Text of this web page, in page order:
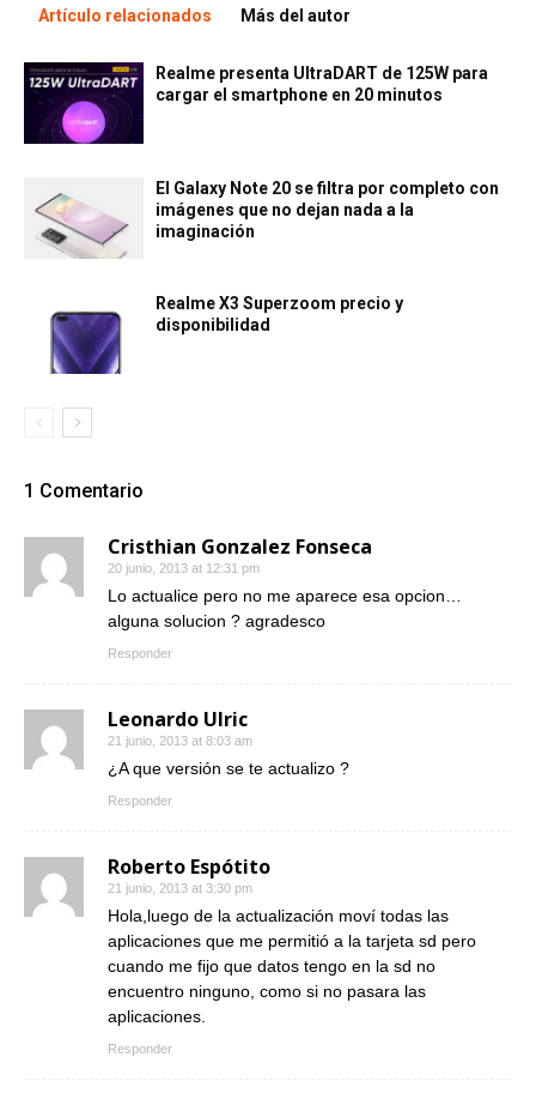
Artículo relacionados Más del autor
Realme presenta UltraDART de 125W para
cargar el smartphone en 20 minutos
El Galaxy Note 20 se filtra por completo con
imágenes que no dejan nada a la
imaginación
Realme X3 Superzoom precio y
disponibilidad
1 Comentario
Cristhian Gonzalez Fonseca
20 junio, 2013 at 12:31 pm
Lo actualice pero no me aparece esa opcion…
alguna solucion ? agradesco
Responder
Leonardo Ulric
21 junio, 2013 at 8:03 am
¿A que versión se te actualizo ?
Responder
Roberto Espótito
21 junio, 2013 at 3:30 pm
Hola,luego de la actualización moví todas las
aplicaciones que me permitió a la tarjeta sd pero
cuando me fijo que datos tengo en la sd no
encuentro ninguno, como si no pasara las
aplicaciones.
Responder